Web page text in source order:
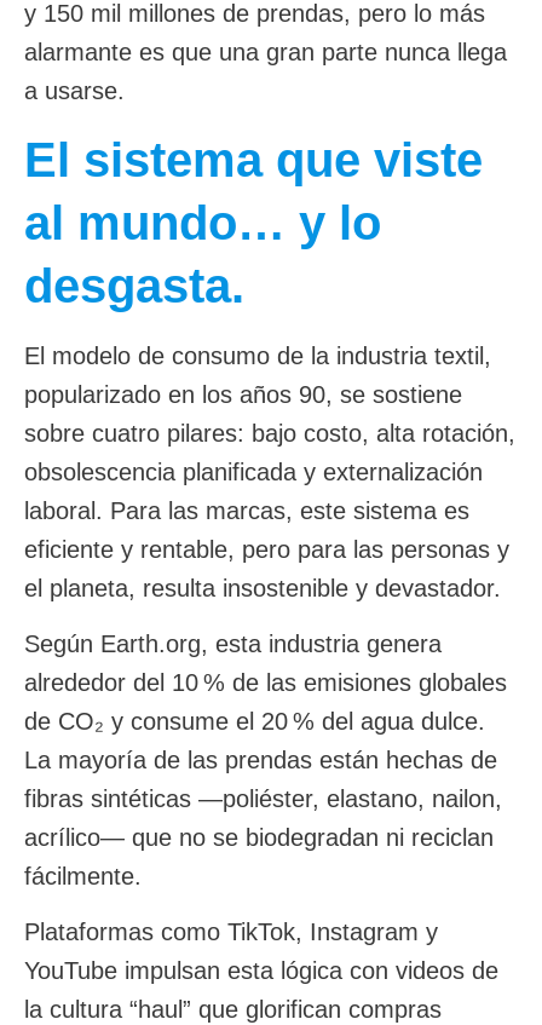
y 150 mil millones de prendas, pero lo más
alarmante es que una gran parte nunca llega
a usarse.
El sistema que viste
al mundo… y lo
desgasta.
El modelo de consumo de la industria textil,
popularizado en los años 90, se sostiene
sobre cuatro pilares: bajo costo, alta rotación,
obsolescencia planificada y externalización
laboral. Para las marcas, este sistema es
eficiente y rentable, pero para las personas y
el planeta, resulta insostenible y devastador.
Según Earth.org, esta industria genera
alrededor del 10 % de las emisiones globales
de CO₂ y consume el 20 % del agua dulce.
La mayoría de las prendas están hechas de
fibras sintéticas —poliéster, elastano, nailon,
acrílico— que no se biodegradan ni reciclan
fácilmente.
Plataformas como TikTok, Instagram y
YouTube impulsan esta lógica con videos de
la cultura “haul” que glorifican compras